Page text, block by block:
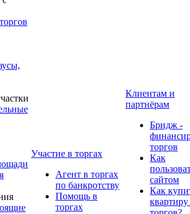
Участие в торгах
Агент в торгах
по банкротству
Помощь в
торгах
Клиентам и
партнёрам
Бридж -
торгов
Как
сайтом
Как
квартиру